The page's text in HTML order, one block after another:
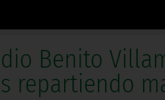
Benito
repartiendo